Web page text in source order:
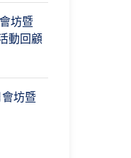
坊暨
動回顧
坊暨